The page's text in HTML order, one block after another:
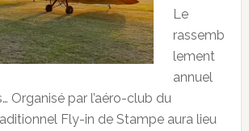
Le
rassemb
lement
annuel
Organisé par l’aéro-club du
Fly-in de Stampe aura lieu